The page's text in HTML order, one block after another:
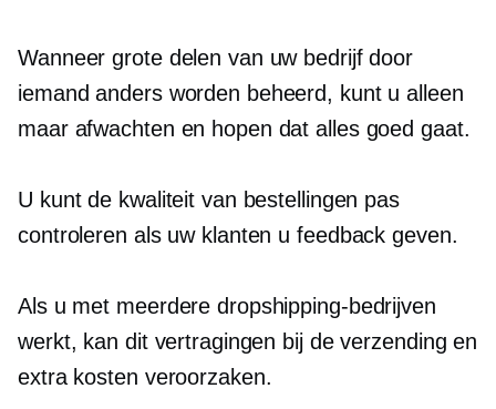
Wanneer grote delen van uw bedrijf door
iemand anders worden beheerd, kunt u alleen
maar afwachten en hopen dat alles goed gaat.
U kunt de kwaliteit van bestellingen pas
controleren als uw klanten u feedback geven.
Als u met meerdere dropshipping-bedrijven
werkt, kan dit vertragingen bij de verzending en
extra kosten veroorzaken.